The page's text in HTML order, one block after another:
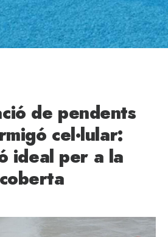
de pendents
cel·lular:
ideal per a la
coberta